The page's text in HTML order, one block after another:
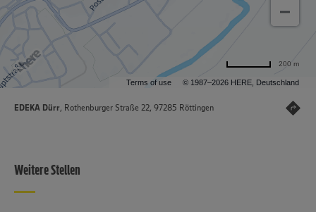
Terms of use © 1987–2026 HERE, Deutschland
200 m
EDEKA Dürr, Rothenburger Straße 22, 97285 Röttingen
Weitere Stellen